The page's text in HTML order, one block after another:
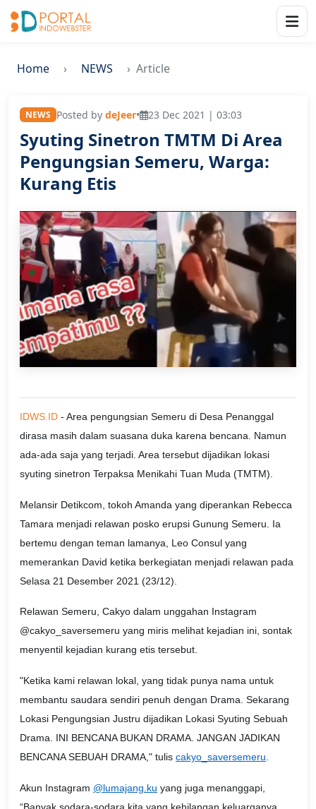
Home NEWS Article
NEWS Posted by deJeer• 23 Dec 2021 | 03:03
Syuting Sinetron TMTM Di Area
Pengungsian Semeru, Warga:
Kurang Etis
IDWS.ID - Area pengungsian Semeru di Desa Penanggal
dirasa masih dalam suasana duka karena bencana. Namun
ada-ada saja yang terjadi. Area tersebut dijadikan lokasi
syuting sinetron Terpaksa Menikahi Tuan Muda (TMTM).
Melansir Detikcom, tokoh Amanda yang diperankan Rebecca
Tamara menjadi relawan posko erupsi Gunung Semeru. Ia
bertemu dengan teman lamanya, Leo Consul yang
memerankan David ketika berkegiatan menjadi relawan pada
Selasa 21 Desember 2021 (23/12).
Relawan Semeru, Cakyo dalam unggahan Instagram
@cakyo_saversemeru yang miris melihat kejadian ini, sontak
menyentil kejadian kurang etis tersebut.
"Ketika kami relawan lokal, yang tidak punya nama untuk
membantu saudara sendiri penuh dengan Drama. Sekarang
Lokasi Pengungsian Justru dijadikan Lokasi Syuting Sebuah
Drama. INI BENCANA BUKAN DRAMA. JANGAN JADIKAN
BENCANA SEBUAH DRAMA," tulis cakyo_saversemeru.
Akun Instagram @lumajang.ku yang juga menanggapi,